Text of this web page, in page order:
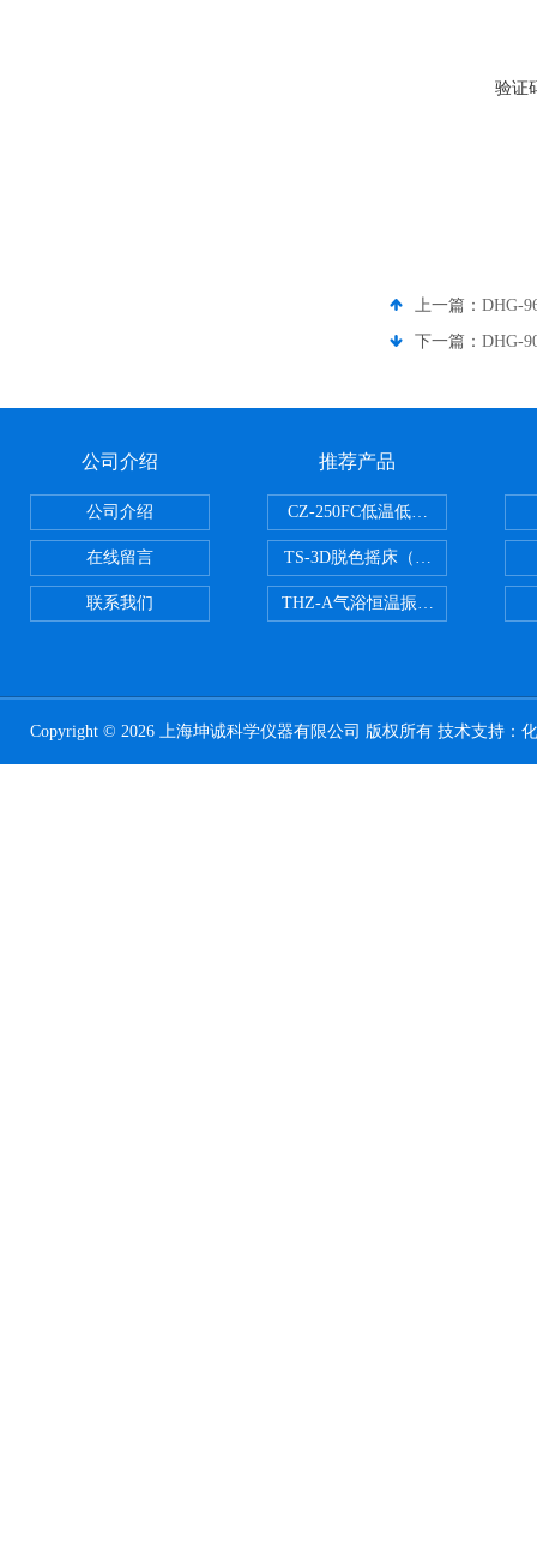
验证
上一篇： DHG-
下一篇： DHG-
公司介绍
公司介绍
在线留言
联系我们
推荐产品
CZ-250FC低温低湿种子储藏柜
TS-3D脱色摇床（三维运动）
THZ-A气浴恒温振荡器
Copyright © 2026 上海坤诚科学仪器有限公司 版权所有 技术支持：